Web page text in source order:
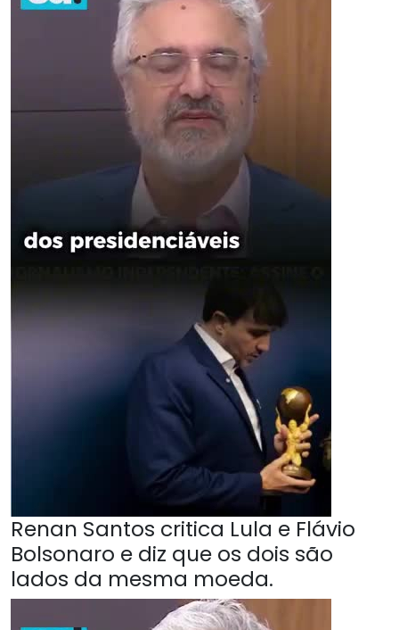
Renan Santos critica Lula e Flávio
Bolsonaro e diz que os dois são
lados da mesma moeda.